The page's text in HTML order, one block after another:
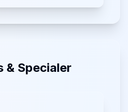
& Specialer